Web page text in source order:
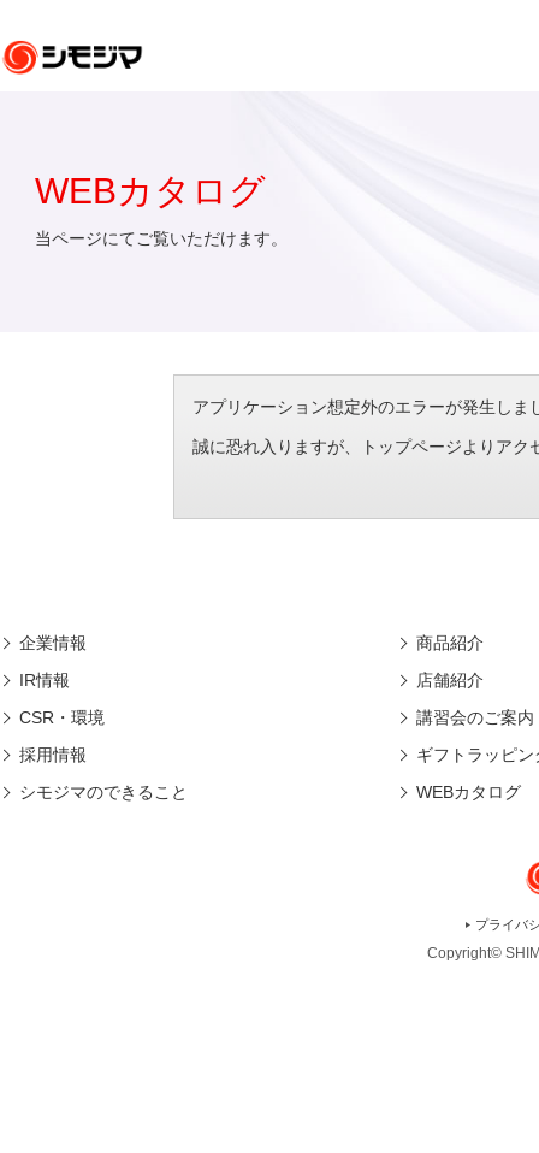
WEBカタログ
当ページにてご覧いただけます。
アプリケーション想定外のエラーが発生し
誠に恐れ入りますが、トップページよりアク
企業情報
IR情報
CSR・環境
採用情報
シモジマのできること
商品紹介
店舗紹介
講習会のご案内
ギフトラッピン
WEBカタログ
プライバ
Copyright©